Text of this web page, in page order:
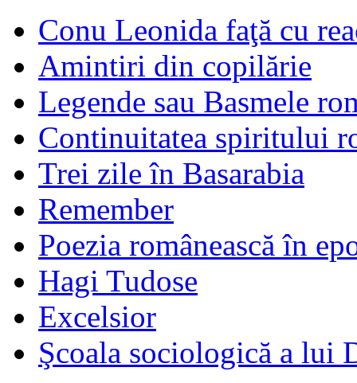
Conu Leonida faţă cu
Amintiri din copilărie
Legende sau Basmele
Continuitatea spiritului
Trei zile în Basarabia
Remember
Poezia românească în
Hagi Tudose
Excelsior
Şcoala sociologică a lui